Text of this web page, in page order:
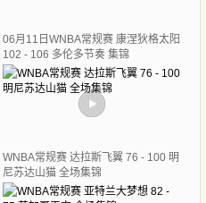
06月11日WNBA常规赛 康涅狄格太阳
102 - 106 多伦多节奏 集锦
WNBA常规赛 达拉斯飞翼 76 - 100 明
尼苏达山猫 全场集锦